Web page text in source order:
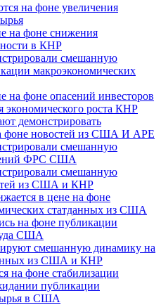
на фоне увеличения
на фоне снижения
в КНР
смешанную
макроэкономических
на фоне опасений инвесторов
экономического роста КНР
демонстрировать
фоне новостей из США И АРЕ
смешанную
ФРС США
смешанную
из США и КНР
в цене на фоне
статданных из США
на фоне публикации
США
смешанную динамику на
из США и КНР
на фоне стабилизации
публикации
в США